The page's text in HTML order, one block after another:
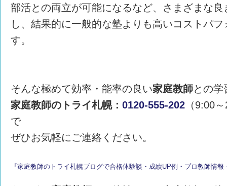
部活との両立が可能になるなど、さまざまな
し、結果的に一般的な塾よりも高いコストパ
す。
そんな極めて効率・能率の良い家庭教師との学
家庭教師のトライ札幌： 0120-555-202 （9:00
で
ぜひお気軽にご連絡ください。
『家庭教師のトライ札幌ブログで合格体験談・成績UP例・プロ教師情